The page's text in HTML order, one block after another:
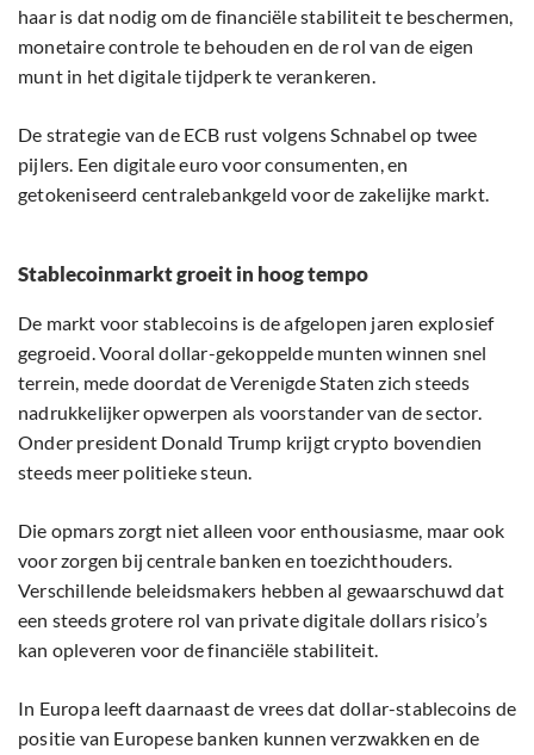
haar is dat nodig om de financiële stabiliteit te beschermen,
monetaire controle te behouden en de rol van de eigen
munt in het digitale tijdperk te verankeren.
De strategie van de ECB rust volgens Schnabel op twee
pijlers. Een digitale euro voor consumenten, en
getokeniseerd centralebankgeld voor de zakelijke markt.
Stablecoinmarkt groeit in hoog tempo
De markt voor stablecoins is de afgelopen jaren explosief
gegroeid. Vooral dollar-gekoppelde munten winnen snel
terrein, mede doordat de Verenigde Staten zich steeds
nadrukkelijker opwerpen als voorstander van de sector.
Onder president Donald Trump krijgt crypto bovendien
steeds meer politieke steun.
Die opmars zorgt niet alleen voor enthousiasme, maar ook
voor zorgen bij centrale banken en toezichthouders.
Verschillende beleidsmakers hebben al gewaarschuwd dat
een steeds grotere rol van private digitale dollars risico’s
kan opleveren voor de financiële stabiliteit.
In Europa leeft daarnaast de vrees dat dollar-stablecoins de
positie van Europese banken kunnen verzwakken en de